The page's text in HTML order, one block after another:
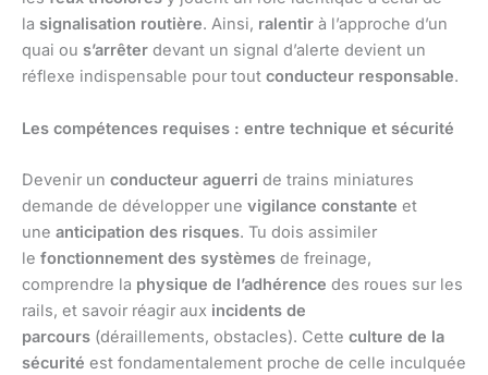
la signalisation routière. Ainsi, ralentir à l’approche d’un
quai ou s’arrêter devant un signal d’alerte devient un
réflexe indispensable pour tout conducteur responsable.
Les compétences requises : entre technique et sécurité
Devenir un conducteur aguerri de trains miniatures
demande de développer une vigilance constante et
une anticipation des risques. Tu dois assimiler
le fonctionnement des systèmes de freinage,
comprendre la physique de l’adhérence des roues sur les
rails, et savoir réagir aux incidents de
parcours (déraillements, obstacles). Cette culture de la
sécurité est fondamentalement proche de celle inculquée